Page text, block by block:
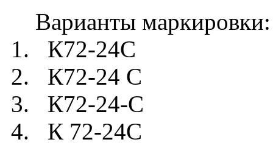
Варианты маркировки:
1. К72-24C
2. К72-24 C
3. К72-24-C
4. К 72-24C